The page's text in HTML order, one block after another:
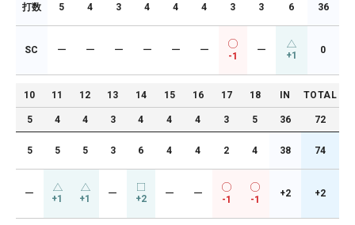
打数 5 4 3 4 4 4 3 3 6 36
SC ー ー ー ー ー ー
-1
ー +1 0
10 11 12 13 14 15 16 17 18 IN TOTAL
5 4 4 3 4 4 4 3 5 36 72
5 5 5 3 6 4 4 2 4 38 74
ー +1 +1 ー +2 ー ー
-1 -1
+2 +2